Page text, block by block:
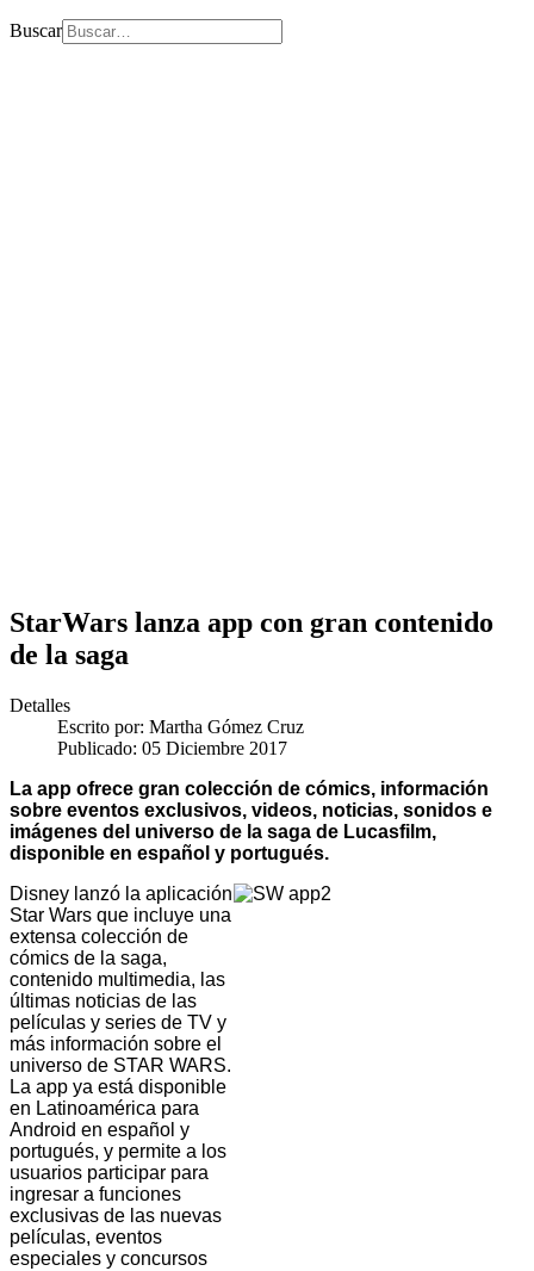
Buscar
StarWars lanza app con gran contenido
de la saga
Detalles
Escrito por: Martha Gómez Cruz
Publicado: 05 Diciembre 2017
La app ofrece gran colección de cómics, información
sobre eventos exclusivos, videos, noticias, sonidos e
imágenes del universo de la saga de Lucasfilm,
disponible en español y portugués.
Disney lanzó la aplicación
Star Wars que incluye una
extensa colección de
cómics de la saga,
contenido multimedia, las
últimas noticias de las
películas y series de TV y
más información sobre el
universo de STAR WARS.
La app ya está disponible
en Latinoamérica para
Android en español y
portugués, y permite a los
usuarios participar para
ingresar a funciones
exclusivas de las nuevas
películas, eventos
especiales y concursos